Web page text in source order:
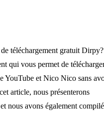
téléchargement gratuit Dirpy?
qui vous permet de
YouTube et Nico Nico sans
article, nous présenterons
nous avons également compilé